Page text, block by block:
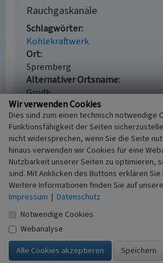
Rauchgaskanäle
Schlagwörter
Kohlekraftwerk
Ort
Spremberg
Alternativer Ortsname
Grodk
Fachsicht(en)
Denkmalpflege
Erfassungsmaßstab
Keine Angabe
Erfassungsmethode
Übernahme aus externer
Empfohlene Zitierweise
Urheberrechtlicher Hinweis
Der hier präsentierte Inhalt steht
Wir verwenden Cookies
Dies sind zum einen technisch notwendige
Funktionsfähigkeit der Seiten
nicht widersprechen, wenn Sie die Seite
hinaus verwenden wir Cookies für eine
Nutzbarkeit unserer Seiten zu optimieren,
sind. Mit Anklicken des Buttons erklären Sie
Weitere Informationen finden Sie auf
Impressum | Datenschutz
Notwendige Cookies
Webanalyse